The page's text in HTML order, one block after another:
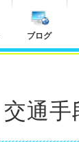
ブログ
交通手